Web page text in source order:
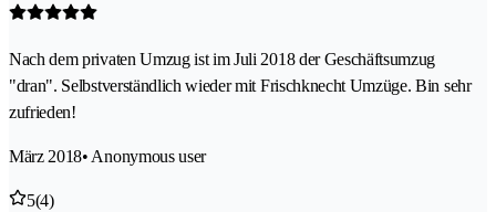
Nach dem privaten Umzug ist im Juli 2018 der Geschäftsumzug
"dran". Selbstverständlich wieder mit Frischknecht Umzüge. Bin sehr
zufrieden!
März 2018• Anonymous user
5(4)